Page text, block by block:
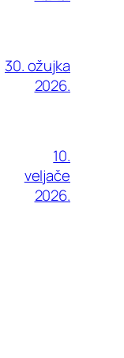
30. ožujka
2026.
10.
veljače
2026.